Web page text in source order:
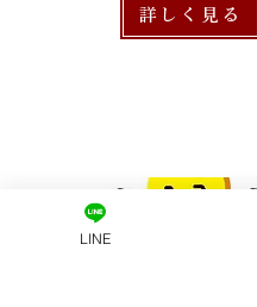
詳しく見る
LINE